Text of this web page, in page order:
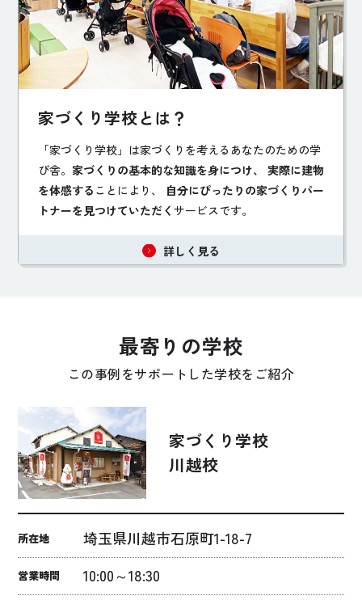
家づくり学校とは？
「家づくり学校」は家づくりを考えるあなたのための学
び舎。 家づくりの基本的な知識を身につけ、 実際に建物
を体感する ことにより、 自分にぴったりの家づくりパー
トナーを見つけていただく サービスです。
詳しく見る
最寄りの学校
この事例をサポートした学校をご紹介
家づくり学校
川越校
所在地 埼玉県川越市石原町1-18-7
営業時間 10:00～18:30